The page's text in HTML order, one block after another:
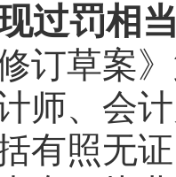
过罚相
草案》
师、会
有照无